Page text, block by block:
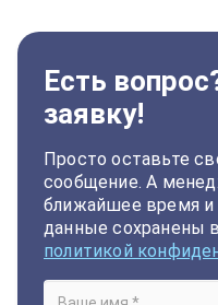
Есть
заявку!
Просто оставьте
сообщение. А
ближайшее время и
данные сохранены
политикой